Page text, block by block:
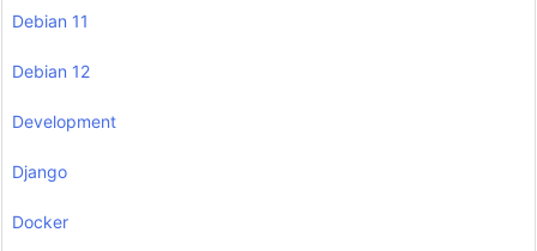
Debian 11
Debian 12
Development
Django
Docker